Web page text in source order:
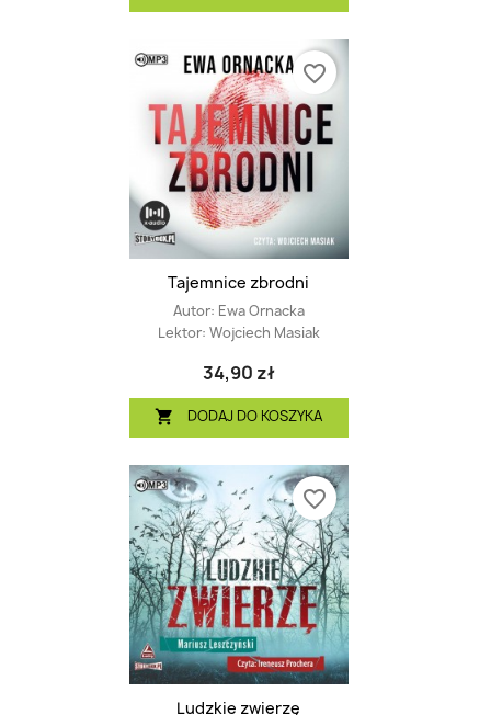
Tajemnice zbrodni
Autor: Ewa Ornacka
Lektor: Wojciech Masiak
34,90 zł
 DODAJ DO KOSZYKA
favorite_border
Ludzkie zwierzę
favorite_border